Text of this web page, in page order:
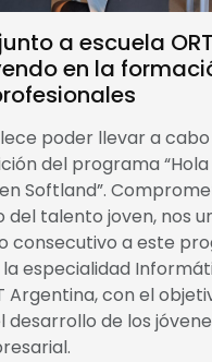
a escuela
en la
poder llevar a
del programa
Softland”.
del talento joven, nos
consecutivo a este
especialidad
Argentina, con el
desarrollo de los